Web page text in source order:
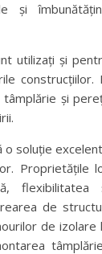
și
utilizați și
construcțiilor.
și
soluție
Proprietățile
flexibilitatea
de
de izolare